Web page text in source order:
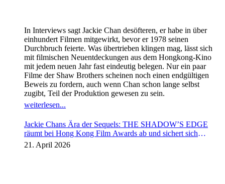
In Interviews sagt Jackie Chan desöfteren, er habe in über
einhundert Filmen mitgewirkt, bevor er 1978 seinen
Durchbruch feierte. Was übertrieben klingen mag, lässt sich
mit filmischen Neuentdeckungen aus dem Hongkong-Kino
mit jedem neuen Jahr fast eindeutig belegen. Nur ein paar
Filme der Shaw Brothers scheinen noch einen endgültigen
Beweis zu fordern, auch wenn Chan schon lange selbst
zugibt, Teil der Produktion gewesen zu sein.
weiterlesen...
Jackie Chans Ära der Sequels: THE SHADOW’S EDGE
räumt bei Hong Kong Film Awards ab und sichert sich
Fortsetzung
21. April 2026